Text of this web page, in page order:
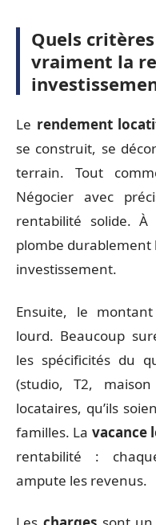
Quels
vraiment la
Le rendement
se construit, se
terrain. Tout
Négocier avec
rentabilité solide. À
plombe durablement
investissement.
Ensuite, le
lourd. Beaucoup
les spécificités du
(studio, T2,
locataires, qu’ils
familles. La vacance
rentabilité :
ampute les revenus.